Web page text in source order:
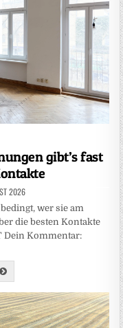
gibt’s fast
2026
wer sie am
die besten Kontakte
Dein Kommentar: